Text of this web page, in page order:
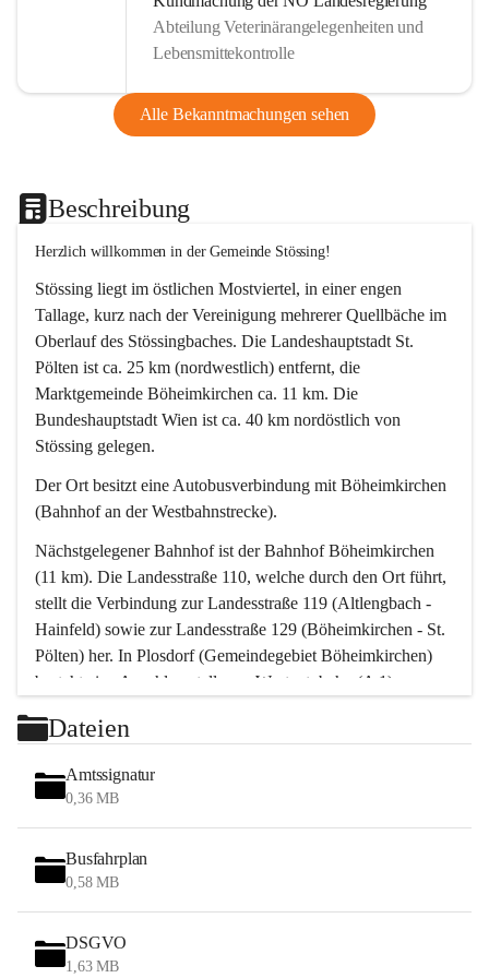
Abteilung Veterinärangelegenheiten und
Lebensmittekontrolle
Alle Bekanntmachungen sehen
Beschreibung
Herzlich willkommen in der Gemeinde Stössing!
Stössing liegt im östlichen Mostviertel, in einer engen
Tallage, kurz nach der Vereinigung mehrerer Quellbäche im
Oberlauf des Stössingbaches. Die Landeshauptstadt St.
Pölten ist ca. 25 km (nordwestlich) entfernt, die
Marktgemeinde Böheimkirchen ca. 11 km. Die
Bundeshauptstadt Wien ist ca. 40 km nordöstlich von
Stössing gelegen.
Der Ort besitzt eine Autobusverbindung mit Böheimkirchen
(Bahnhof an der Westbahnstrecke).
Nächstgelegener Bahnhof ist der Bahnhof Böheimkirchen
(11 km). Die Landesstraße 110, welche durch den Ort führt,
stellt die Verbindung zur Landesstraße 119 (Altlengbach -
Hainfeld) sowie zur Landesstraße 129 (Böheimkirchen - St.
Pölten) her. In Plosdorf (Gemeindegebiet Böheimkirchen)
besteht eine Anschlussstelle zur Westautobahn (A 1).
Wien erreicht man in ca. 45 Minuten.
Stössing zählt noch zum Naherholungsraum Wien sowie
zum Naherholungsraum St. Pölten. Viele Bauernhöfe hatten
„ihre Wiener“. Seit 1960 bauten viele Wiener
Wochenendhäuser im Gemeindegebiet. Wegen des
waldreichen Jagdgebietes haben viele Jagdpächter ihre
Das Wandern ist aus touristischer Sicht die bedeutendste
Tätigkeit. Das hügelige Gebiet mit Wanderwegen durch
Dateien
Amtssignatur
0,36 MB
Busfahrplan
0,58 MB
DSGVO
1,63 MB